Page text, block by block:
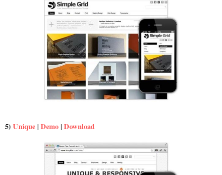
5)Unique |Demo |Download